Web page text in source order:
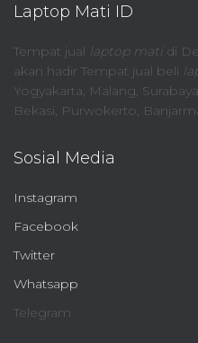
Laptop Mati ID
Tempat jual laptop matidi
akan hadir Tempat jual beli
Yogyakarta, Malang,
Bekasi, Purwokerto,
Sosial Media
Instagram
Facebook
Twitter
Whatsapp
Telegram